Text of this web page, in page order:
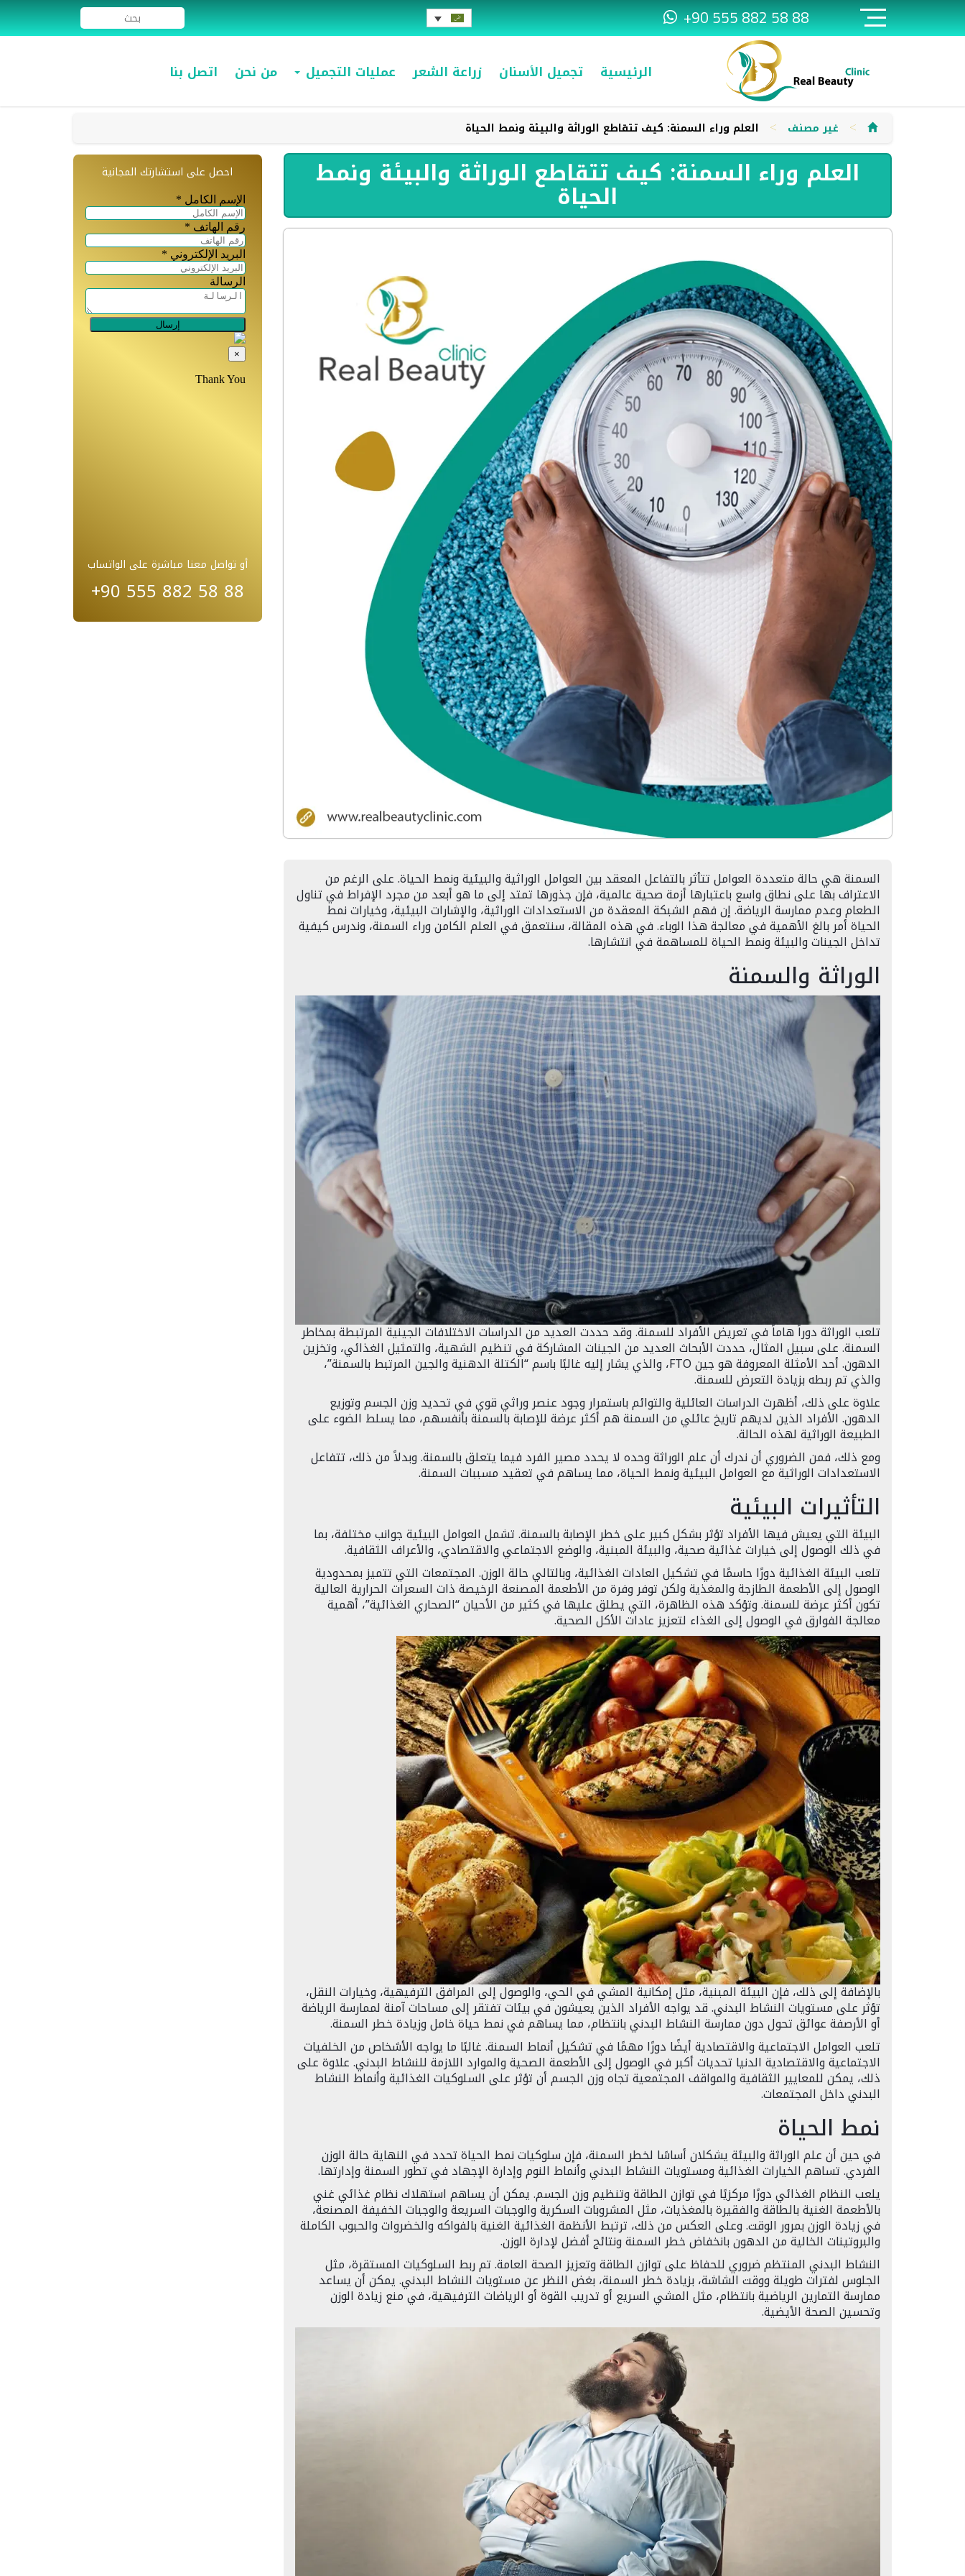
+90 555 882 58 88
الرئيسية تجميل الأسنان زراعة الشعر عمليات التجميل من نحن اتصل بنا
> غير مصنف > العلم وراء السمنة: كيف تتقاطع الوراثة والبيئة ونمط الحياة
العلم وراء السمنة: كيف تتقاطع الوراثة والبيئة ونمط
الحياة
السمنة هي حالة متعددة العوامل تتأثر بالتفاعل المعقد بين العوامل الوراثية والبيئية ونمط الحياة. على الرغم من
الاعتراف بها على نطاق واسع باعتبارها أزمة صحية عالمية، فإن جذورها تمتد إلى ما هو أبعد من مجرد الإفراط في تناول
الطعام وعدم ممارسة الرياضة. إن فهم الشبكة المعقدة من الاستعدادات الوراثية، والإشارات البيئية، وخيارات نمط
الحياة أمر بالغ الأهمية في معالجة هذا الوباء. في هذه المقالة، سنتعمق في العلم الكامن وراء السمنة، وندرس كيفية
تداخل الجينات والبيئة ونمط الحياة للمساهمة في انتشارها.
الوراثة والسمنة
تلعب الوراثة دوراً هاماً في تعريض الأفراد للسمنة. وقد حددت العديد من الدراسات الاختلافات الجينية المرتبطة بمخاطر
السمنة. على سبيل المثال، حددت الأبحاث العديد من الجينات المشاركة في تنظيم الشهية، والتمثيل الغذائي، وتخزين
الدهون. أحد الأمثلة المعروفة هو جين FTO، والذي يشار إليه غالبًا باسم “الكتلة الدهنية والجين المرتبط بالسمنة”،
والذي تم ربطه بزيادة التعرض للسمنة.
علاوة على ذلك، أظهرت الدراسات العائلية والتوائم باستمرار وجود عنصر وراثي قوي في تحديد وزن الجسم وتوزيع
الدهون. الأفراد الذين لديهم تاريخ عائلي من السمنة هم أكثر عرضة للإصابة بالسمنة بأنفسهم، مما يسلط الضوء على
الطبيعة الوراثية لهذه الحالة.
ومع ذلك، فمن الضروري أن ندرك أن علم الوراثة وحده لا يحدد مصير الفرد فيما يتعلق بالسمنة. وبدلاً من ذلك، تتفاعل
الاستعدادات الوراثية مع العوامل البيئية ونمط الحياة، مما يساهم في تعقيد مسببات السمنة.
التأثيرات البيئية
البيئة التي يعيش فيها الأفراد تؤثر بشكل كبير على خطر الإصابة بالسمنة. تشمل العوامل البيئية جوانب مختلفة، بما
في ذلك الوصول إلى خيارات غذائية صحية، والبيئة المبنية، والوضع الاجتماعي والاقتصادي، والأعراف الثقافية.
تلعب البيئة الغذائية دورًا حاسمًا في تشكيل العادات الغذائية، وبالتالي حالة الوزن. المجتمعات التي تتميز بمحدودية
الوصول إلى الأطعمة الطازجة والمغذية ولكن توفر وفرة من الأطعمة المصنعة الرخيصة ذات السعرات الحرارية العالية
تكون أكثر عرضة للسمنة. وتؤكد هذه الظاهرة، التي يطلق عليها في كثير من الأحيان “الصحاري الغذائية”، أهمية
معالجة الفوارق في الوصول إلى الغذاء لتعزيز عادات الأكل الصحية.
بالإضافة إلى ذلك، فإن البيئة المبنية، مثل إمكانية المشي في الحي، والوصول إلى المرافق الترفيهية، وخيارات النقل،
تؤثر على مستويات النشاط البدني. قد يواجه الأفراد الذين يعيشون في بيئات تفتقر إلى مساحات آمنة لممارسة الرياضة
أو الأرصفة عوائق تحول دون ممارسة النشاط البدني بانتظام، مما يساهم في نمط حياة خامل وزيادة خطر السمنة.
تلعب العوامل الاجتماعية والاقتصادية أيضًا دورًا مهمًا في تشكيل أنماط السمنة. غالبًا ما يواجه الأشخاص من الخلفيات
الاجتماعية والاقتصادية الدنيا تحديات أكبر في الوصول إلى الأطعمة الصحية والموارد اللازمة للنشاط البدني. علاوة على
ذلك، يمكن للمعايير الثقافية والمواقف المجتمعية تجاه وزن الجسم أن تؤثر على السلوكيات الغذائية وأنماط النشاط
البدني داخل المجتمعات.
نمط الحياة
في حين أن علم الوراثة والبيئة يشكلان أساسًا لخطر السمنة، فإن سلوكيات نمط الحياة تحدد في النهاية حالة الوزن
الفردي. تساهم الخيارات الغذائية ومستويات النشاط البدني وأنماط النوم وإدارة الإجهاد في تطور السمنة وإدارتها.
يلعب النظام الغذائي دورًا مركزيًا في توازن الطاقة وتنظيم وزن الجسم. يمكن أن يساهم استهلاك نظام غذائي غني
بالأطعمة الغنية بالطاقة والفقيرة بالمغذيات، مثل المشروبات السكرية والوجبات السريعة والوجبات الخفيفة المصنعة،
في زيادة الوزن بمرور الوقت. وعلى العكس من ذلك، ترتبط الأنظمة الغذائية الغنية بالفواكه والخضروات والحبوب الكاملة
والبروتينات الخالية من الدهون بانخفاض خطر السمنة ونتائج أفضل لإدارة الوزن.
النشاط البدني المنتظم ضروري للحفاظ على توازن الطاقة وتعزيز الصحة العامة. تم ربط السلوكيات المستقرة، مثل
الجلوس لفترات طويلة ووقت الشاشة، بزيادة خطر السمنة، بغض النظر عن مستويات النشاط البدني. يمكن أن يساعد
ممارسة التمارين الرياضية بانتظام، مثل المشي السريع أو تدريب القوة أو الرياضات الترفيهية، في منع زيادة الوزن
وتحسين الصحة الأيضية.
احصل على استشارتك المجانية
أو تواصل معنا مباشرة على الواتساب
+90 555 882 58 88